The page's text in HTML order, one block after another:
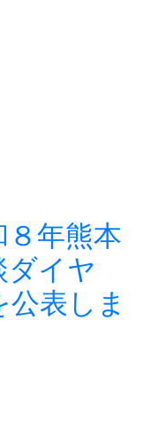
年熊本
ダイヤ
表しま